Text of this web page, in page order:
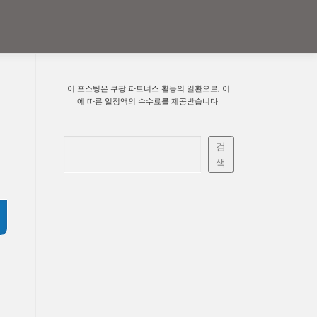
이 포스팅은 쿠팡 파트너스 활동의 일환으로, 이
에 따른 일정액의 수수료를 제공받습니다.
검
색